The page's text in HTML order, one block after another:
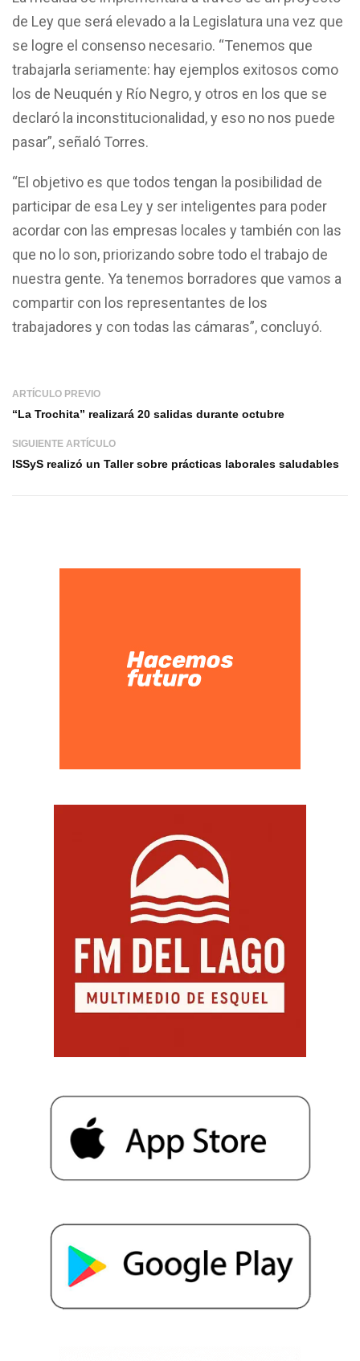
de Ley que será elevado a la Legislatura una vez que
se logre el consenso necesario. “Tenemos que
trabajarla seriamente: hay ejemplos exitosos como
los de Neuquén y Río Negro, y otros en los que se
declaró la inconstitucionalidad, y eso no nos puede
pasar”, señaló Torres.
“El objetivo es que todos tengan la posibilidad de
participar de esa Ley y ser inteligentes para poder
acordar con las empresas locales y también con las
que no lo son, priorizando sobre todo el trabajo de
nuestra gente. Ya tenemos borradores que vamos a
compartir con los representantes de los
trabajadores y con todas las cámaras”, concluyó.
ARTÍCULO PREVIO
“La Trochita” realizará 20 salidas durante octubre
SIGUIENTE ARTÍCULO
ISSyS realizó un Taller sobre prácticas laborales saludables